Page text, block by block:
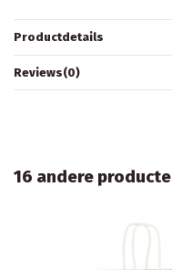
Productdetails
Reviews(0)
16 andere